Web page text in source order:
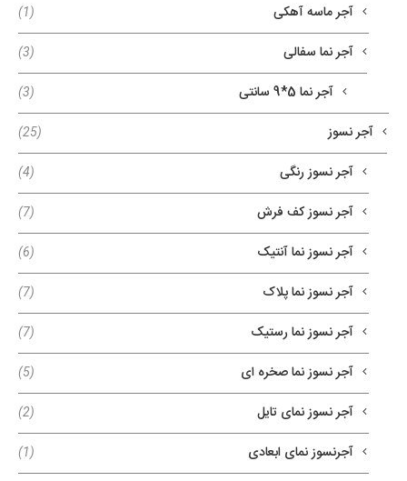
آجر ماسه آهکی (1)
آجر نما سفالی (3)
آجر نما 5*9 سانتی (3)
آجر نسوز (25)
آجر نسوز رنگی (4)
آجر نسوز کف فرش (7)
آجر نسوز نما آنتیک (6)
آجر نسوز نما پلاک (7)
آجر نسوز نما رستیک (7)
آجر نسوز نما صخره ای (5)
آجر نسوز نمای تایل (2)
آجرنسوز نمای ابعادی (1)